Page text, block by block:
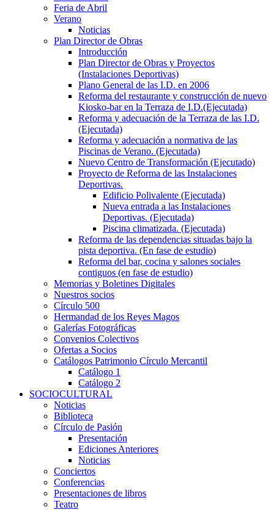
Feria de Abril
Verano
Noticias
Plan Director de Obras
Introducción
Plan Director de Obras y Proyectos
(Instalaciones Deportivas)
Plano General de las I.D. en 2006
Reforma del restaurante y construcción de nuevo
Kiosko-bar en la Terraza de I.D.(Ejecutada)
Reforma y adecuación de la Terraza de las I.D.
(Ejecutada)
Reforma y adecuación a normativa de las
Piscinas de Verano. (Ejecutada)
Nuevo Centro de Transformación (Ejecutado)
Proyecto de Reforma de las Instalaciones
Deportivas.
Edificio Polivalente (Ejecutada)
Nueva entrada a las Instalaciones
Deportivas. (Ejecutada)
Piscina climatizada. (Ejecutada)
Reforma de las dependencias situadas bajo la
pista deportiva. (En fase de estudio)
Reforma del bar, cocina y salones sociales
contiguos (en fase de estudio)
Memorias y Boletines Digitales
Nuestros socios
Círculo 500
Hermandad de los Reyes Magos
Galerías Fotográficas
Convenios Colectivos
Ofertas a Socios
Catálogos Patrimonio Círculo Mercantil
Catálogo 1
Catálogo 2
SOCIOCULTURAL
Noticias
Biblioteca
Círculo de Pasión
Presentación
Ediciones Anteriores
Noticias
Conciertos
Conferencias
Presentaciones de libros
Teatro